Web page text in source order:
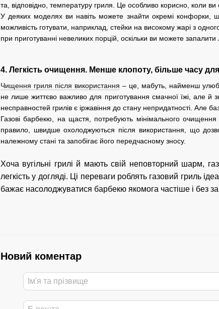
та, відповідно, температуру гриля. Це особливо корисно, коли ви
У деяких моделях ви навіть можете знайти окремі конфорки,
можливість готувати, наприклад, стейки на високому жарі з
при приготуванні невеликих порцій, оскільки ви можете
4. Легкість очищення. Менше клопоту, більше часу
Чищення гриля після використання – це, мабуть, найменш
не лише життєво важливо для приготування смачної їжі, але
несправностей грилів є іржавіння до стану непридатності. Але
Газові барбекю, на щастя, потребують мінімального
правило, швидше охолоджуються після використання, що
належному стані та запобігає його передчасному зносу.
Хоча вугільні грилі й мають свій неповторний шарм,
легкість у догляді. Ці переваги роблять газовий гриль
бажає насолоджуватися барбекю якомога частіше і без
Новий коментар